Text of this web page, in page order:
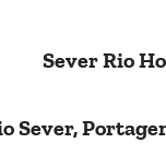
Sever Rio
Sever,